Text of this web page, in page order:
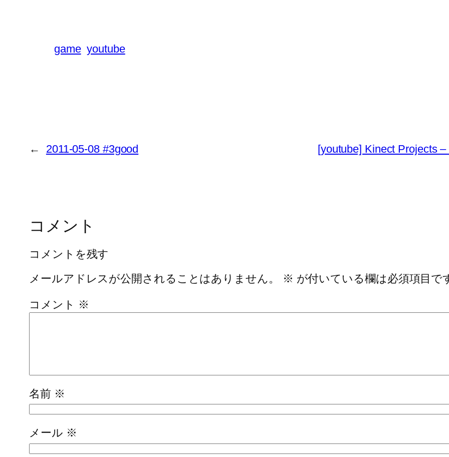
game youtube
← 2011-05-08 #3good [youtube] Kinect Projects
コメント
コメントを残す
メールアドレスが公開されることはありません。
※ が付いている欄は必須項目で
コメント ※
名前 ※
メール ※